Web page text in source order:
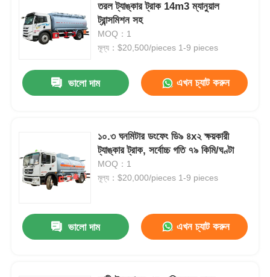
তরল ট্যাঙ্কার ট্রাক 14m3 ম্যানুয়াল
ট্রান্সমিশন সহ
MOQ：1
মূল্য：$20,500/pieces 1-9 pieces
ভালো দাম এখন চ্যাট করুন
১০.৩ ঘনমিটার ডংফেং ডি৯ ৪x২ ক্ষয়কারী
ট্যাঙ্কার ট্রাক, সর্বোচ্চ গতি ৭৯ কিমি/ঘণ্টা
MOQ：1
মূল্য：$20,000/pieces 1-9 pieces
ভালো দাম এখন চ্যাট করুন